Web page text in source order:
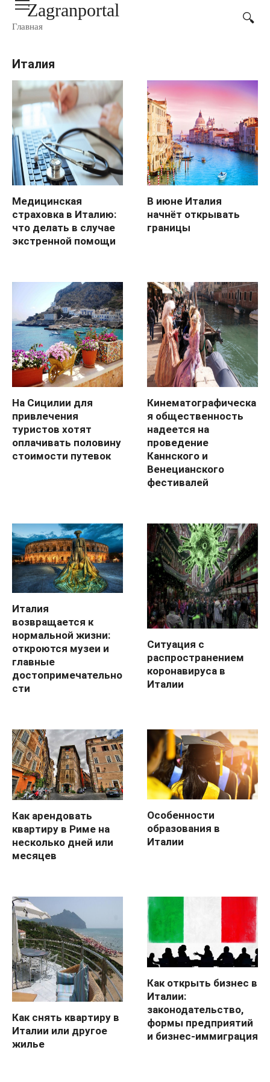
ПерейтиZagranportal
Главная
Италия
Медицинская
страховка в Италию:
что делать в случае
экстренной помощи
В июне Италия
начнёт открывать
границы
На Сицилии для
привлечения
туристов хотят
оплачивать половину
стоимости путевок
Кинематографическа
я общественность
надеется на
проведение
Каннского и
Венецианского
фестивалей
Италия
возвращается к
нормальной жизни:
откроются музеи и
главные
достопримечательно
сти
Ситуация с
распространением
коронавируса в
Италии
Как арендовать
квартиру в Риме на
несколько дней или
месяцев
Особенности
образования в
Италии
Как снять квартиру в
Италии или другое
жилье
Как открыть бизнес в
Италии:
законодательство,
формы предприятий
и бизнес-иммиграция